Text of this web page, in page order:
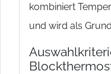
kombiniert
und wird als